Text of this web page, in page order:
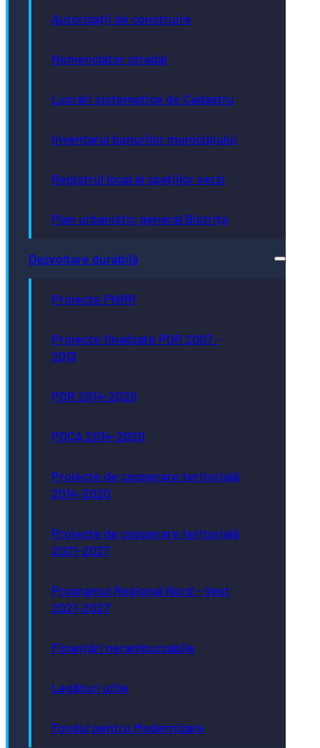
Autorizații de construire
Nomenclator stradal
Lucrări sistematice de Cadastru
Inventarul bunurilor municipiului
Registrul local al spațiilor verzi
Plan urbanistic general Bistrița
Dezvoltare durabilă
Proiecte PNRR
Proiecte finalizate POR 2007 -
2013
POR 2014-2020
POCA 2014-2020
Proiecte de cooperare teritorială
2014-2020
Proiecte de cooperare teritorială
2021-2027
Programul Regional Nord - Vest
2021-2027
Finanțări nerambursabile
Legături utile
Fondul pentru Modernizare